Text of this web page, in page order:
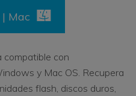
Mac
compatible con
y Mac OS. Recupera
flash, discos duros,